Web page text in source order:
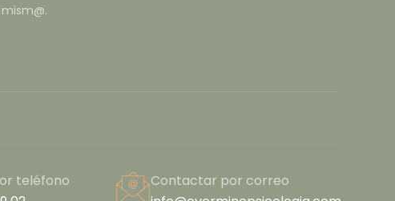
teléfono
Contactar por correo